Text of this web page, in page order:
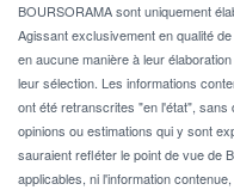
BOURSORAMA sont uniquement
Agissant exclusivement en qualité
en aucune manière à leur
leur sélection. Les informations
ont été retranscrites "en l'état", sans
opinions ou estimations qui y sont
sauraient refléter le point de vue de
applicables, ni l'information